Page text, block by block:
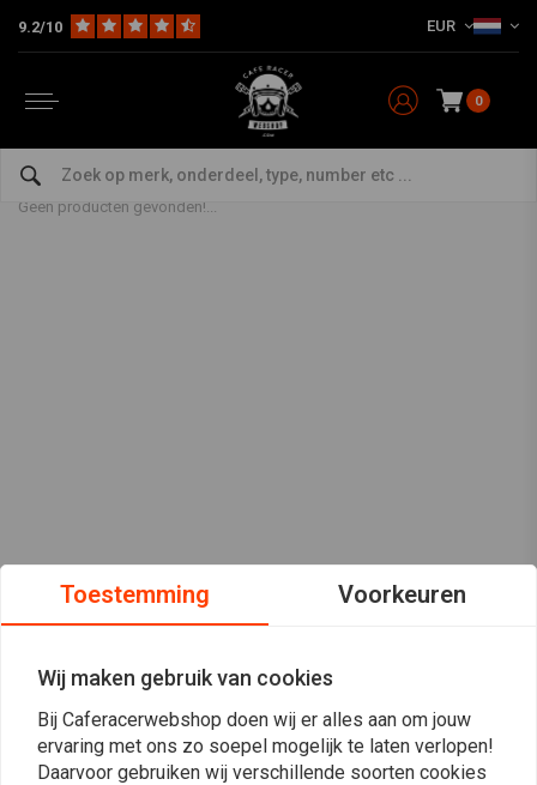
9.2/10 EUR
0
Producten getagd met hoodie
Home Tags hoodie
Geen producten gevonden!...
Toestemming Voorkeuren
Wij maken gebruik van cookies
Bij Caferacerwebshop doen wij er alles aan om jouw
ervaring met ons zo soepel mogelijk te laten verlopen!
Daarvoor gebruiken wij verschillende soorten cookies